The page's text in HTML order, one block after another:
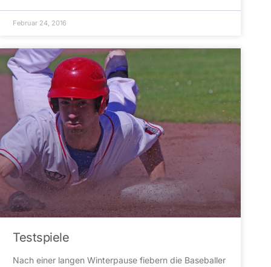
Februar 24, 2016
Testspiele
Nach einer langen Winterpause fiebern die Baseballer